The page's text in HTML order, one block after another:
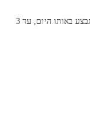
גלקסי J4 Plus J415 – החלפת מסך מקורי יכול להתבצע באותו היום, עד 3